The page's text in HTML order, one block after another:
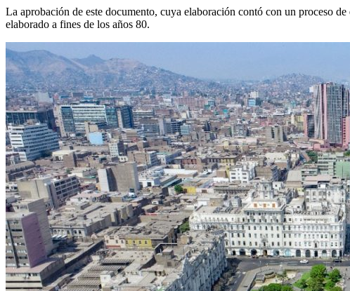
La aprobación de este documento, cuya elaboración contó con un proceso
elaborado a fines de los años 80.